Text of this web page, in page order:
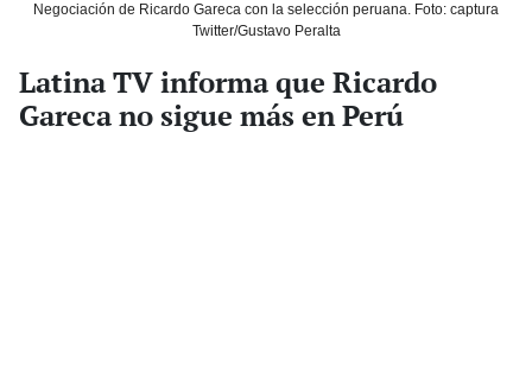
Negociación de Ricardo Gareca con la selección peruana. Foto: captura
Twitter/Gustavo Peralta
Latina TV informa que Ricardo
Gareca no sigue más en Perú